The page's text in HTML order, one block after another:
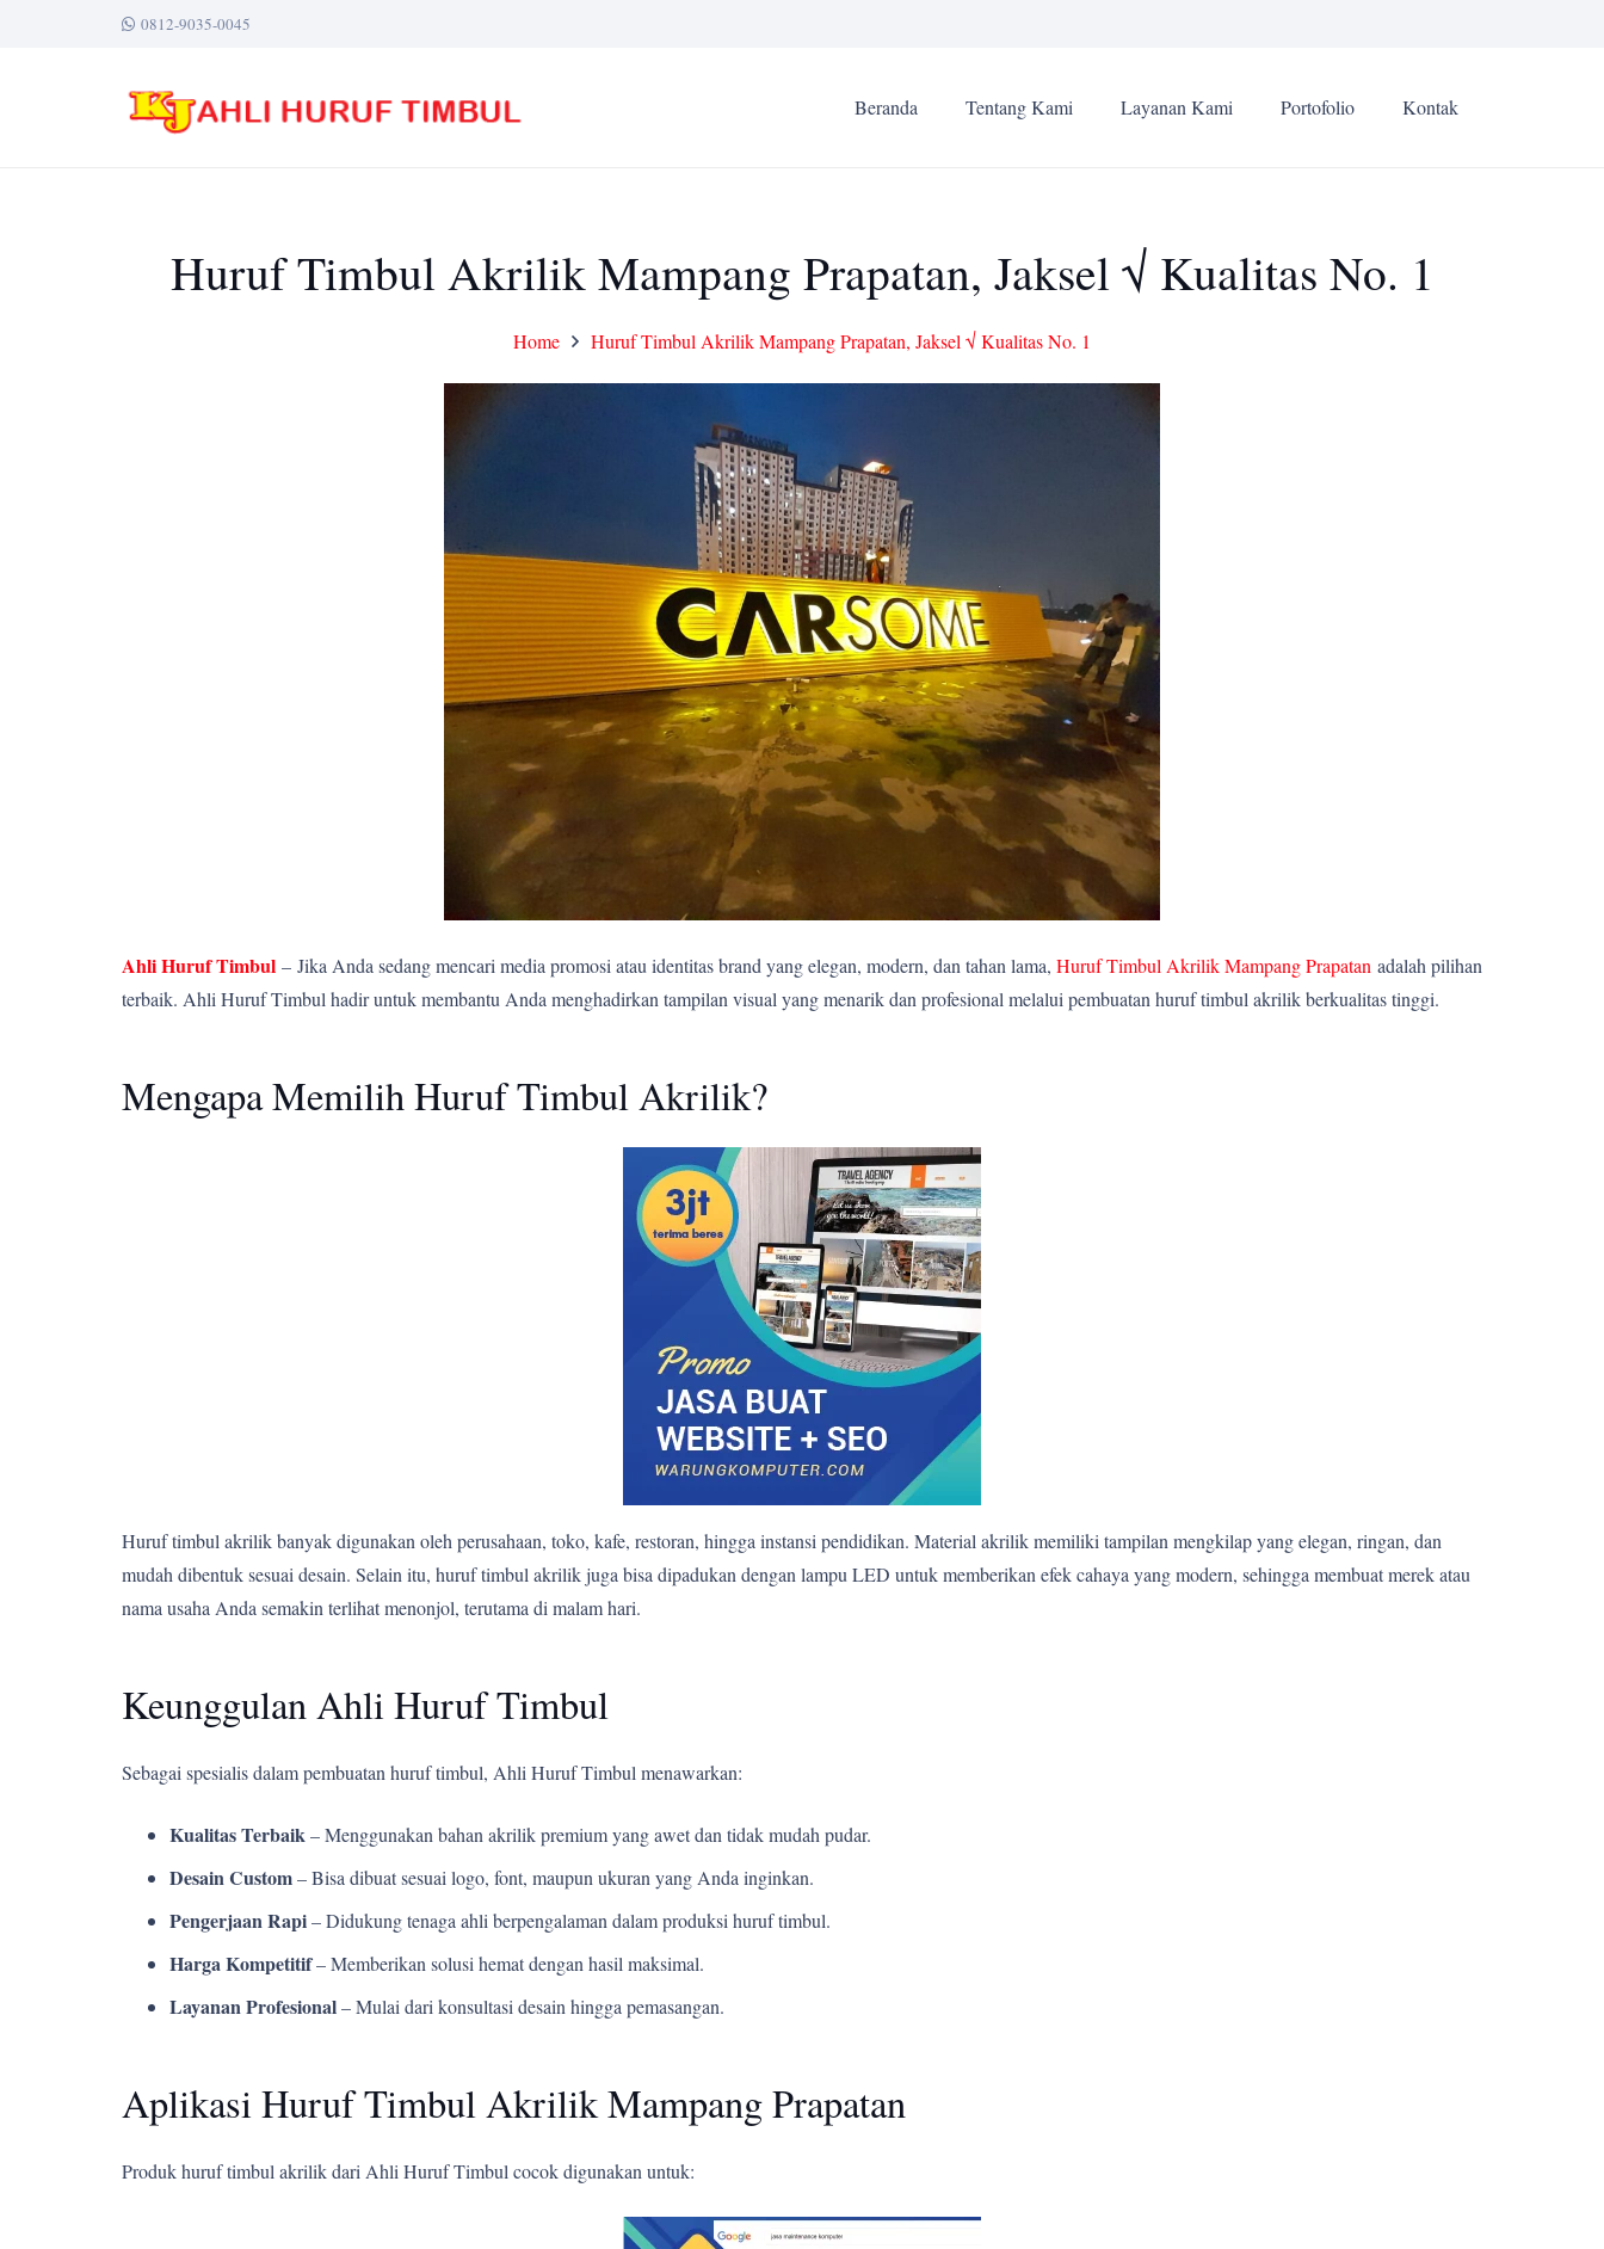
0812-9035-0045
Beranda Tentang Kami Layanan Kami Portofolio Kontak
Huruf Timbul Akrilik Mampang Prapatan, Jaksel √ Kualitas No. 1
Home Huruf Timbul Akrilik Mampang Prapatan, Jaksel √ Kualitas No. 1
Ahli Huruf Timbul – Jika Anda sedang mencari media promosi atau identitas brand yang elegan, modern, dan tahan lama, Huruf Timbul Akrilik Mampang Prapatan adalah pilihan
terbaik. Ahli Huruf Timbul hadir untuk membantu Anda menghadirkan tampilan visual yang menarik dan profesional melalui pembuatan huruf timbul akrilik berkualitas tinggi.
Mengapa Memilih Huruf Timbul Akrilik?
Huruf timbul akrilik banyak digunakan oleh perusahaan, toko, kafe, restoran, hingga instansi pendidikan. Material akrilik memiliki tampilan mengkilap yang elegan, ringan, dan
mudah dibentuk sesuai desain. Selain itu, huruf timbul akrilik juga bisa dipadukan dengan lampu LED untuk memberikan efek cahaya yang modern, sehingga membuat merek atau
nama usaha Anda semakin terlihat menonjol, terutama di malam hari.
Keunggulan Ahli Huruf Timbul
Sebagai spesialis dalam pembuatan huruf timbul, Ahli Huruf Timbul menawarkan:
Kualitas Terbaik– Menggunakan bahan akrilik premium yang awet dan tidak mudah pudar.
Desain Custom– Bisa dibuat sesuai logo, font, maupun ukuran yang Anda inginkan.
Pengerjaan Rapi– Didukung tenaga ahli berpengalaman dalam produksi huruf timbul.
Harga Kompetitif– Memberikan solusi hemat dengan hasil maksimal.
Layanan Profesional– Mulai dari konsultasi desain hingga pemasangan.
Aplikasi Huruf Timbul Akrilik Mampang Prapatan
Produk huruf timbul akrilik dari Ahli Huruf Timbul cocok digunakan untuk: